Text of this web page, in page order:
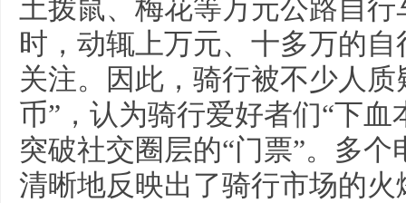
土拨鼠、梅花等万元公路自
时，动辄上万元、十多万的
关注。因此，骑行被不少人
币”，认为骑行爱好者们“下
突破社交圈层的“门票”。多
清晰地反映出了骑行市场的